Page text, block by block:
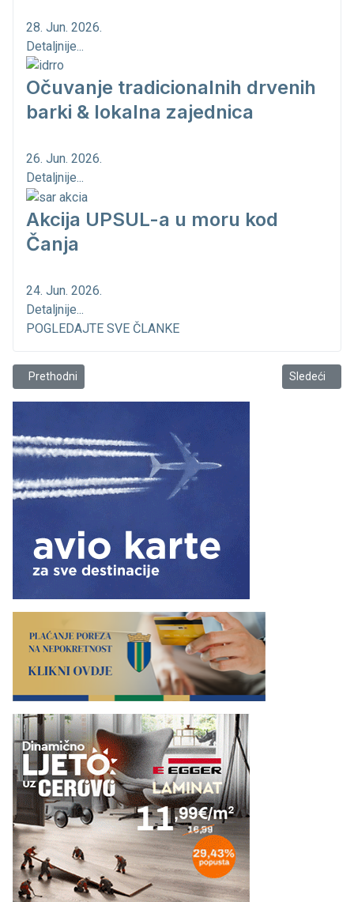
28. Jun. 2026.
Detaljnije...
Očuvanje tradicionalnih drvenih
barki & lokalna zajednica
26. Jun. 2026.
Detaljnije...
Akcija UPSUL-a u moru kod
Čanja
24. Jun. 2026.
Detaljnije...
POGLEDAJTE SVE ČLANKE
Prethodni članak: Sigurnost plovidbe...
Prethodni Sledeći
Sledeći